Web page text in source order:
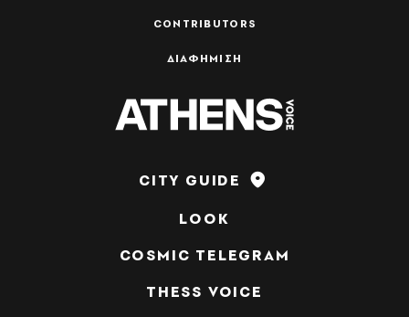
CONTRIBUTORS
ΔΙΑΦΗΜΙΣΗ
CITY GUIDE
LOOK
COSMIC TELEGRAM
THESS VOICE